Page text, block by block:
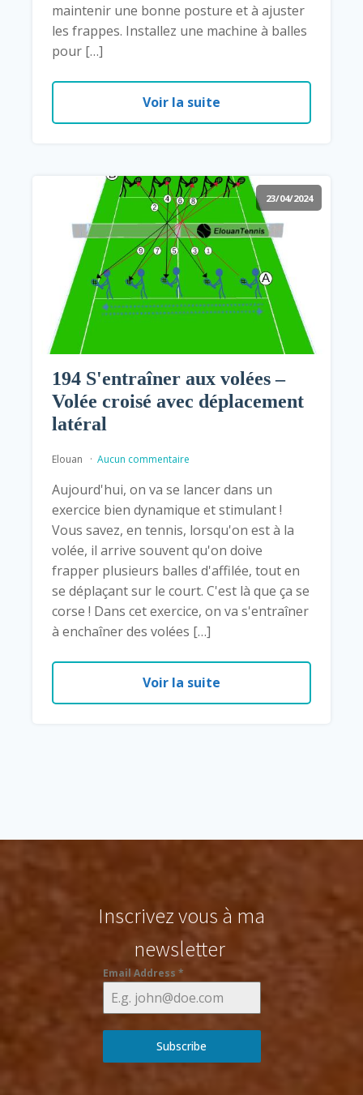
maintenir une bonne posture et à ajuster
les frappes. Installez une machine à balles
pour […]
Voir la suite
23/04/2024
194 S'entraîner aux volées –
Volée croisé avec déplacement
latéral
Elouan Aucun commentaire
Aujourd'hui, on va se lancer dans un
exercice bien dynamique et stimulant !
Vous savez, en tennis, lorsqu'on est à la
volée, il arrive souvent qu'on doive
frapper plusieurs balles d'affilée, tout en
se déplaçant sur le court. C'est là que ça se
corse ! Dans cet exercice, on va s'entraîner
à enchaîner des volées […]
Voir la suite
Inscrivez vous à ma
newsletter
Email Address *
Subscribe